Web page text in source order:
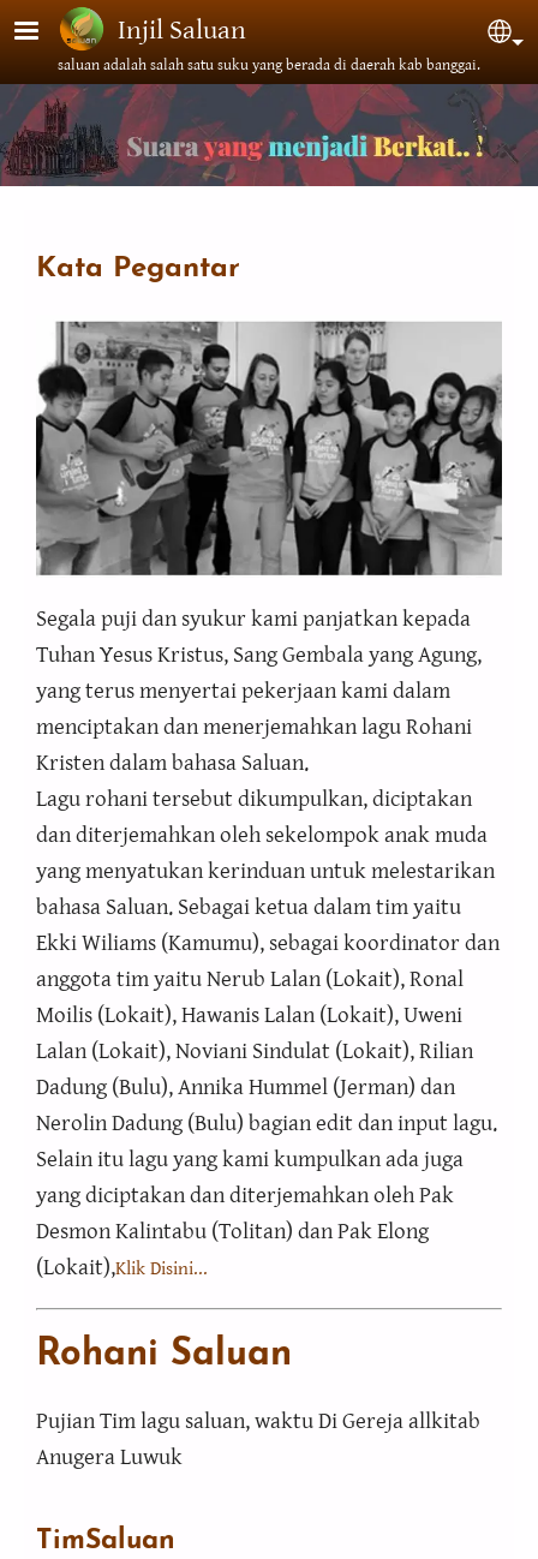
Lompat ke isi utamaInjil Saluan
saluan adalah salah satu suku yang berada di daerah kab banggai.
Kata Pegantar
Segala puji dan syukur kami panjatkan kepada
Tuhan Yesus Kristus, Sang Gembala yang Agung,
yang terus menyertai pekerjaan kami dalam
menciptakan dan menerjemahkan lagu Rohani
Kristen dalam bahasa Saluan.
Lagu rohani tersebut dikumpulkan, diciptakan
dan diterjemahkan oleh sekelompok anak muda
yang menyatukan kerinduan untuk melestarikan
bahasa Saluan. Sebagai ketua dalam tim yaitu
Ekki Wiliams (Kamumu), sebagai koordinator dan
anggota tim yaitu Nerub Lalan (Lokait), Ronal
Moilis (Lokait), Hawanis Lalan (Lokait), Uweni
Lalan (Lokait), Noviani Sindulat (Lokait), Rilian
Dadung (Bulu), Annika Hummel (Jerman) dan
Nerolin Dadung (Bulu) bagian edit dan input lagu.
Selain itu lagu yang kami kumpulkan ada juga
yang diciptakan dan diterjemahkan oleh Pak
Desmon Kalintabu (Tolitan) dan Pak Elong
(Lokait),Klik Disini...
Rohani Saluan
Pujian Tim lagu saluan, waktu Di Gereja allkitab
Anugera Luwuk
TimSaluan